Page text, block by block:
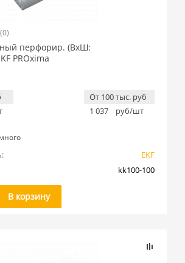
(0)
перфорир. (ВхШ:
PROxima
От 100 тыс. руб
1 037
руб/шт
EKF
kk100-100
В корзину